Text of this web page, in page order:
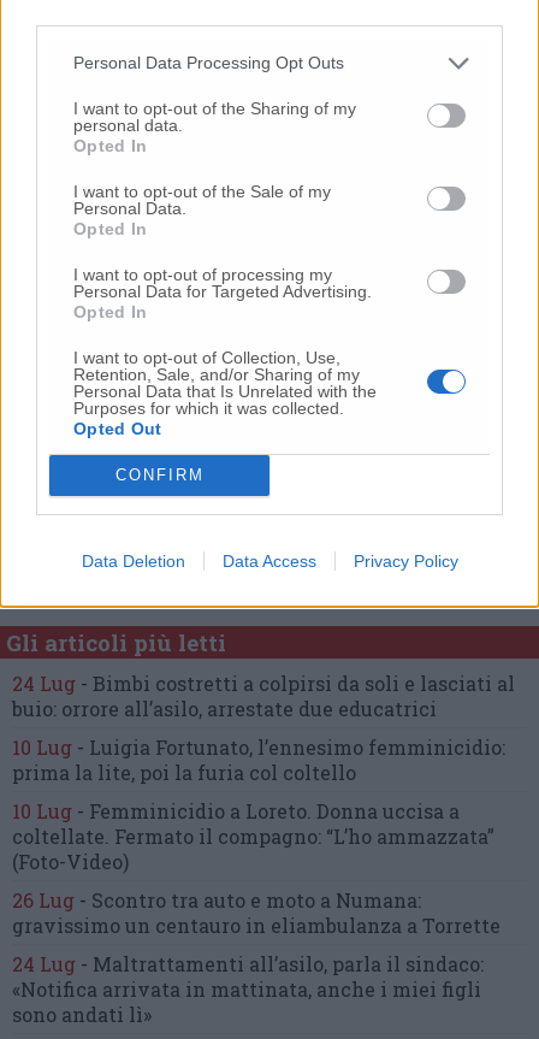
Personal Data Processing Opt Outs
I want to opt-out of the Sharing of my
personal data.
Opted In
I want to opt-out of the Sale of my
Personal Data.
Opted In
I want to opt-out of processing my
Personal Data for Targeted Advertising.
Opted In
I want to opt-out of Collection, Use,
Retention, Sale, and/or Sharing of my
Personal Data that Is Unrelated with the
Purposes for which it was collected.
Opted Out
CONFIRM
Data Deletion Data Access Privacy Policy
Commenti
Nessun commento presente
Commenta
Commenta l'articolo
Gli articoli più letti
24 Lug - Bimbi costretti a colpirsi da soli e lasciati al
buio: orrore all’asilo, arrestate due educatrici
10 Lug - Luigia Fortunato, l’ennesimo femminicidio:
prima la lite, poi la furia col coltello
10 Lug - Femminicidio a Loreto. Donna uccisa a
coltellate. Fermato il compagno: “L’ho ammazzata”
(Foto-Video)
26 Lug - Scontro tra auto e moto a Numana:
gravissimo un centauro in eliambulanza a Torrette
24 Lug - Maltrattamenti all’asilo, parla il sindaco:
«Notifica arrivata in mattinata, anche i miei figli
sono andati lì»